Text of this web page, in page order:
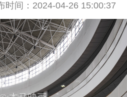
时间：2024-04-26 15:00:37